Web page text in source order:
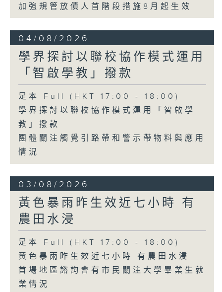
加強規管放債人首階段措施8月起生效
04/08/2026
學界探討以聯校協作模式運用
「智啟學教」撥款
足本 Full (HKT 17:00 - 18:00)
學界探討以聯校協作模式運用「智啟學
教」撥款
團體關注觸覺引路帶和警示帶物料與應用
情況
03/08/2026
黃色暴雨昨生效近七小時 有
農田水浸
足本 Full (HKT 17:00 - 18:00)
黃色暴雨昨生效近七小時 有農田水浸
首場地區諮詢會有市民關注大學畢業生就
業情況